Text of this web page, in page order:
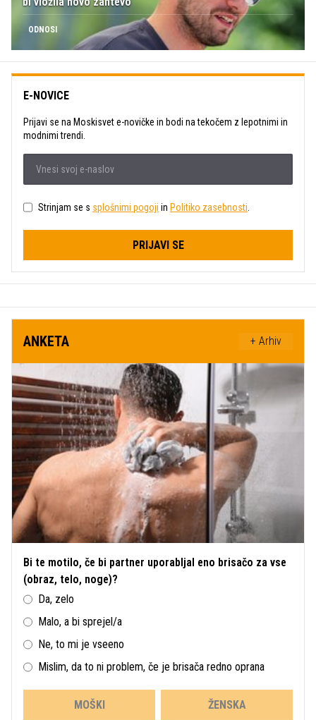
ODNOSI
E-NOVICE
Prijavi se na Moskisvet e-novičke in bodi na tekočem z lepotnimi in
modnimi trendi.
Strinjam se s splošnimi pogoji in Politiko zasebnosti
PRIJAVI SE
ANKETA + Arhiv
Bi te motilo, če bi partner uporabljal eno brisačo za vse
(obraz, telo, noge)?
Da, zelo
Malo, a bi sprejel/a
Ne, to mi je vseeno
Mislim, da to ni problem, če je brisača redno oprana
MOŠKI ŽENSKA